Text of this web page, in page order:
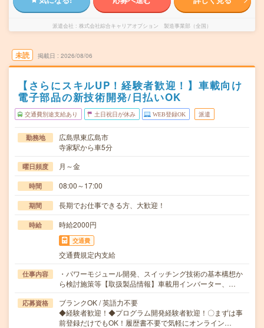
派遣会社 株式会社綜合キャリアオプション 製造事業部（全国）
未読 掲載日 2026/08/06
【さらにスキルUP！経験者歓迎！】車載向け
電子部品の新技術開発/日払いOK
交通費別途支給あり 土日祝日が休み WEB登録OK 派遣
勤務地
広島県東広島市
寺家駅から車5分
曜日頻度 月～金
時間 08:00～17:00
期間 長期でお仕事できる方、大歓迎！
時給 時給2000円
交通費
交通費規定内支給
仕事内容
・パワーモジュール開発、スイッチング技術の基本構想か
ら検討施策等【取扱製品情報】車載用インバーター、…
応募資格
ブランクOK / 英語力不要
◆経験者歓迎！◆プログラム開発経験者歓迎！〇まずは事
前登録だけでもOK！履歴書不要で気軽にオンライン…